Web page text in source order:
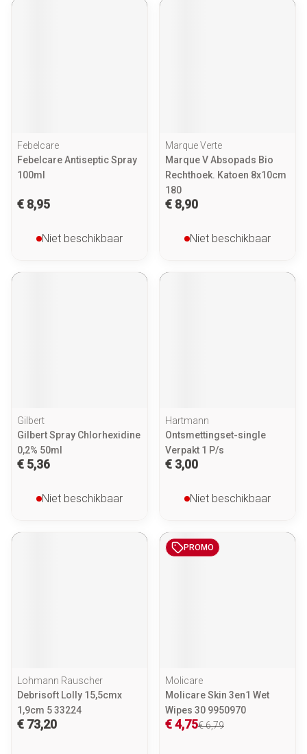
Febelcare
Febelcare Antiseptic Spray
100ml
€ 8,95
Niet beschikbaar
Marque Verte
Marque V Absopads Bio
Rechthoek. Katoen 8x10cm
180
€ 8,90
Niet beschikbaar
Gilbert
Gilbert Spray Chlorhexidine
0,2% 50ml
€ 5,36
Niet beschikbaar
Hartmann
Ontsmettingset-single
Verpakt 1 P/s
€ 3,00
Niet beschikbaar
Lohmann Rauscher
Debrisoft Lolly 15,5cmx
1,9cm 5 33224
€ 73,20
PROMO
Molicare
Molicare Skin 3en1 Wet
Wipes 30 9950970
€ 6,79
€ 4,75